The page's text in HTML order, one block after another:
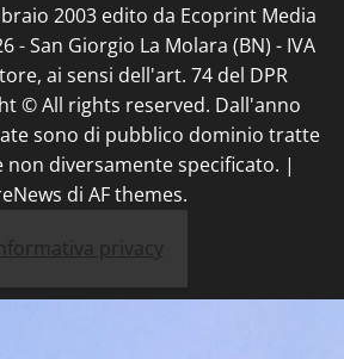
2003 edito da Ecoprint Media
- San Giorgio La Molara (BN) - IVA
ai sensi dell'art. 74 del DPR
© All rights reserved. Dall'anno
sono di pubblico dominio tratte
non diversamente specificato. |
di AF themes.
privacy